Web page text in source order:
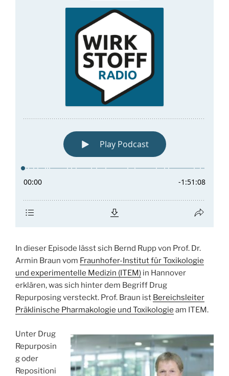
In dieser Episode lässt sich Bernd Rupp von Prof. Dr.
Armin Braun vom Fraunhofer-Institut für Toxikologie
und experimentelle Medizin (ITEM) in Hannover
erklären, was sich hinter dem Begriff Drug
Repurposing versteckt. Prof. Braun ist Bereichsleiter
Präklinische Pharmakologie und Toxikologie am ITEM.
Unter Drug
Repurposin
g oder
Repositioni